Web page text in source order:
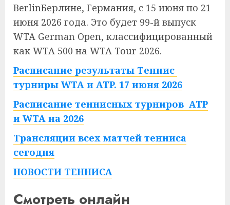
BerlinБерлине, Германия, с 15 июня по 21
июня 2026 года. Это будет 99-й выпуск
WTA German Open, классифицированный
как WTA 500 на WTA Tour 2026.
Расписание результаты Теннис
турниры WTA и ATP. 17 июня 2026
Расписание теннисных турниров ATP
и WTA на 2026
Трансляции всех матчей тенниса
сегодня
НОВОСТИ ТЕННИСА
Смотреть онлайн